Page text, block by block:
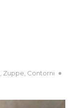
Zuppe Contorni